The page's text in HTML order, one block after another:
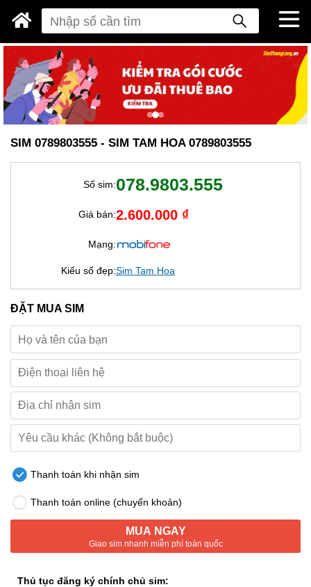
SIM 0789803555 - SIM TAM HOA 0789803555
Số sim:078.9803.555
Giá bán:2.600.000 ₫
Mạng:
Kiểu số đẹp:Sim Tam Hoa
ĐẶT MUA SIM
Thanh toán khi nhận sim
Thanh toán online (chuyển khoản)
MUA NGAY
Giao sim nhanh miễn phí toàn quốc
Thủ tục đăng ký chính chủ sim: